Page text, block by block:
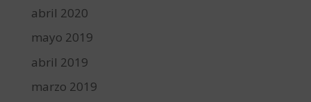
abril 2020
mayo 2019
abril 2019
marzo 2019